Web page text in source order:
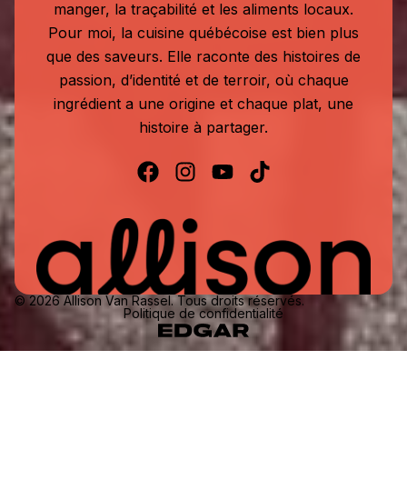
manger, la traçabilité et les aliments locaux.
Pour moi, la cuisine québécoise est bien plus
que des saveurs. Elle raconte des histoires de
passion, d’identité et de terroir, où chaque
ingrédient a une origine et chaque plat, une
histoire à partager.
© 2026 Allison Van Rassel. Tous droits réservés.
Politique de confidentialité